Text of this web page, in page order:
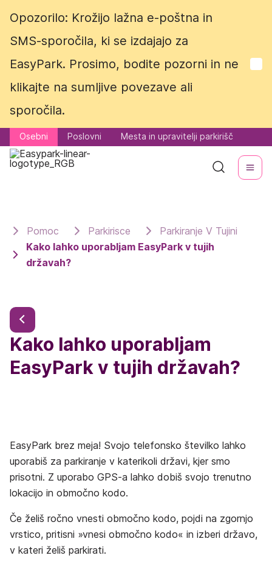
Opozorilo: Krožijo lažna e-poštna in
SMS-sporočila, ki se izdajajo za
EasyPark. Prosimo, bodite pozorni in ne
klikajte na sumljive povezave ali
sporočila.
Osebni Poslovni Mesta in upravitelji parkirišč
Opozorilo: Krožijo lažna e-poštna in
SMS-sporočila, ki se izdajajo za
EasyPark. Prosimo, bodite pozorni in ne
klikajte na sumljive povezave ali
sporočila.
Osebni Poslovni Mesta in upravitelji parkirišč
Pomoc Parkirisce
Parkiranje V Tujini
Kako lahko uporabljam EasyPark v tujih
državah?
Kako lahko uporabljam
EasyPark v tujih državah?
EasyPark brez meja! Svojo telefonsko številko lahko
uporabiš za parkiranje v katerikoli državi, kjer smo
prisotni. Z uporabo GPS-a lahko dobiš svojo trenutno
lokacijo in območno kodo.
Če želiš ročno vnesti območno kodo, pojdi na zgornjo
vrstico, pritisni »vnesi območno kodo« in izberi državo,
v kateri želiš parkirati.